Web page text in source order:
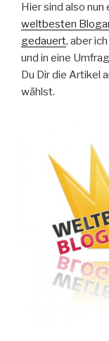
Hier sind also
weltbesten
gedauert, aber
und in eine
Du Dir die Artikel
wählst.